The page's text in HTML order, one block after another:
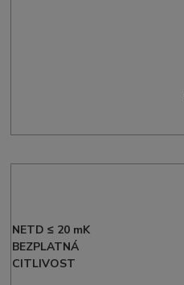
NETD ≤ 20 mK
BEZPLATNÁ
CITLIVOST